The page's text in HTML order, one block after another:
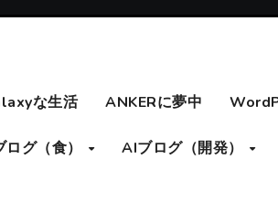
な生活 ANKERに夢中
ログ（食） AIブログ（開発）